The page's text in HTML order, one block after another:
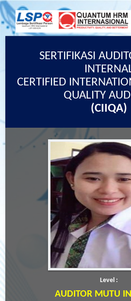
SERTIFIKASI
CERTIFIED
QUALITY
(CIIQA)
Level :
AUDITOR MUTU